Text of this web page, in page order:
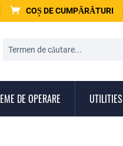
COȘ DE CUMPĂRĂTURI
DE OPERARE UTILITIES